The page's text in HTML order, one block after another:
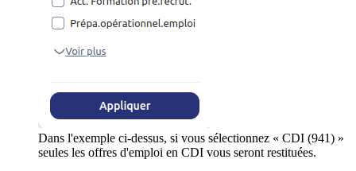
Dans l'exemple ci-dessus, si vous sélectionnez « CDI (941) »
seules les offres d'emploi en CDI vous seront restituées.